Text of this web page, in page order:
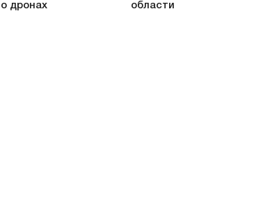
о дронах
области